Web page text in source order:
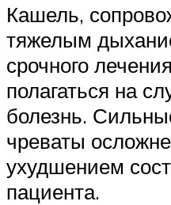
Кашель,
тяжелым
срочного
полагаться на
болезнь.
чреваты
ухудшением
пациента.